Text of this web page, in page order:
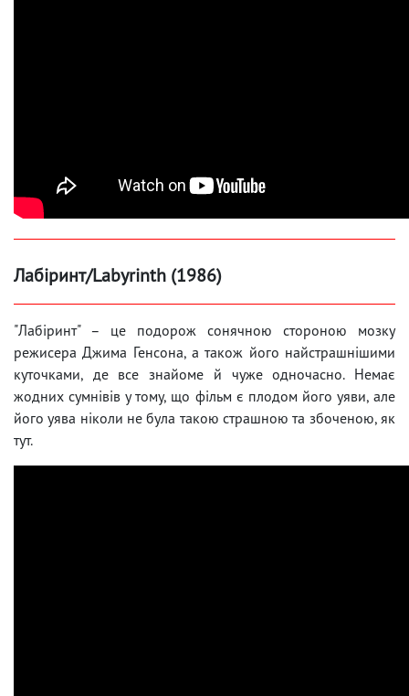
Лабіринт/Labyrinth (1986)
"Лабіринт" – це подорож сонячною стороною мозку
режисера Джима Генсона, а також його найстрашнішими
куточками, де все знайоме й чуже одночасно. Немає
жодних сумнівів у тому, що фільм є плодом його уяви, але
його уява ніколи не була такою страшною та збоченою, як
тут.